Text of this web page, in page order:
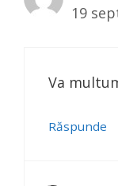
19
Va
Răspunde